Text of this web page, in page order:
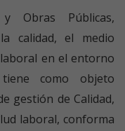
Obras Públicas,
calidad, el medio
en el entorno
como objeto
gestión de Calidad,
laboral, conforma